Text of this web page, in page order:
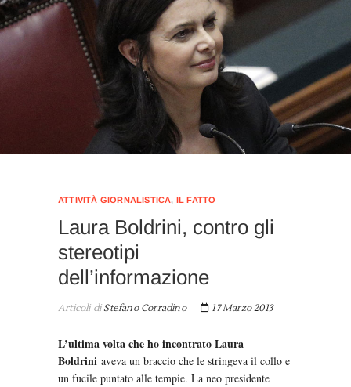
ATTIVITÀ GIORNALISTICA, IL FATTO
Laura Boldrini, contro gli
stereotipi
dell’informazione
Articoli diStefano Corradino 17 Marzo 2013
L’ultima volta che ho incontrato Laura
Boldrini aveva un braccio che le stringeva il collo e
un fucile puntato alle tempie. La neo presidente